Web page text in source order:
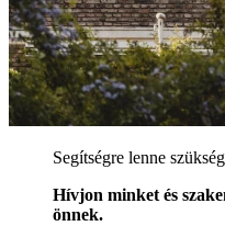
Segítségre lenne
Hívjon minket és
önnek.